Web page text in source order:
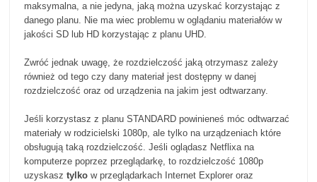
maksymalna, a nie jedyna, jaką można uzyskać korzystając z
danego planu. Nie ma wiec problemu w oglądaniu materiałów w
jakości SD lub HD korzystając z planu UHD.
Zwróć jednak uwagę, że rozdzielczość jaką otrzymasz zależy
również od tego czy dany materiał jest dostępny w danej
rozdzielczość oraz od urządzenia na jakim jest odtwarzany.
Jeśli korzystasz z planu STANDARD powinieneś móc odtwarzać
materiały w rodzicielski 1080p, ale tylko na urządzeniach które
obsługują taką rozdzielczość. Jeśli oglądasz Netflixa na
komputerze poprzez przeglądarkę, to rozdzielczość 1080p
uzyskasztylko w przeglądarkach Internet Explorer oraz